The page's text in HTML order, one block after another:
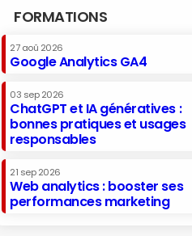
FORMATIONS
27 aoû 2026
Google Analytics GA4
03 sep 2026
ChatGPT et IA génératives :
bonnes pratiques et usages
responsables
21 sep 2026
Web analytics : booster ses
performances marketing